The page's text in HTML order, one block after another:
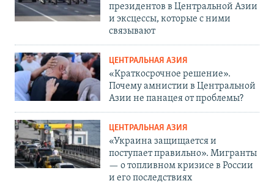
президентов в Центральной Азии
и эксцессы, которые с ними
связывают
ЦЕНТРАЛЬНАЯ АЗИЯ
«Краткосрочное решение».
Почему амнистии в Центральной
Азии не панацея от проблемы?
ЦЕНТРАЛЬНАЯ АЗИЯ
«Украина защищается и
поступает правильно». Мигранты
— о топливном кризисе в России
и его последствиях